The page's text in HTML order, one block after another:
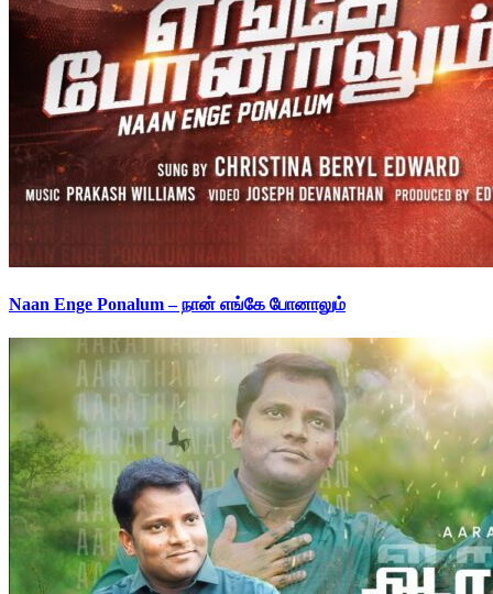
Naan Enge Ponalum – நான் எங்கே போனாலும்